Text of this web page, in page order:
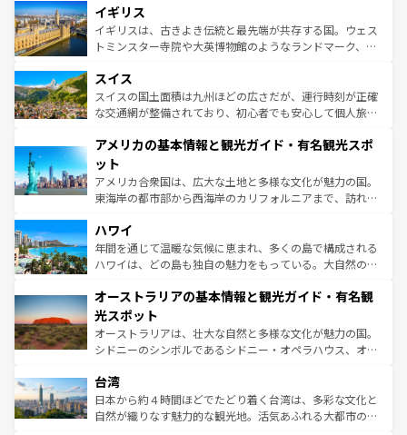
香り高いラベンダー畑など、多彩な楽しみ方が可能だ。さ
らに、パリ以外の地域にも魅力が溢れており、どの街角に
も豊かな歴史と文化が息づいている。パリ以外の個性あふ
を参照してほしい。
顔を持つこの国は、どこを歩いても飽きることがない。ベ
ルリンの文化的活気、バイエルン州のアルプスの絶景、そ
してライン川沿いのワイン畑といった風景は必見。ビール
は、お酒好きな人にはぜひ体験してほしい。 なお、新着の
ドイツ情報はコンテンツ一覧を参照してほしい。
イギリス
イギリスは、古きよき伝統と最先端が共存する国。ウェス
トミンスター寺院や大英博物館のようなランドマーク、歴
リアごとに異なる魅力がある。また、優雅なアフタヌーン
ティー、ビール好きにはたまらない英国パブ、サッカー観
戦など、本場だからこそできる体験も豊富。イギリスを旅
ンツ一覧を参照してほしい。
スイス
スイスの国土面積は九州ほどの広さだが、運行時刻が正確
な交通網が整備されており、初心者でも安心して個人旅行
の建物がそのまま残る町や、スイスならではのユニークな
博物館もあり、アルプス観光だけでなく町歩きも満喫する
ことができる。国民の所得が高いため物価も高いが、旅行
者向けの交通パス提供のサービスもあり、うまく活用すれ
着のスイス情報は
アメリカの基本情報と観光ガイド・有名観光スポ
ット
アメリカ合衆国は、広大な土地と多様な文化が魅力の国。
東海岸の都市部から西海岸のカリフォルニアまで、訪れる
のような巨大都市は、観光、ショッピング、エンターテイ
ンメントが詰まった刺激的なスポットだ。一方、アメリカ
西部には大自然が広がり、グランドキャニオンやイエロー
部のニューオーリンズでは、音楽と美食が融合した独特の
文化が魅力。旅行者はアメリカの各地域で異なる魅力を楽
しみながら、その多様性と豊かな歴史を感じることができ
るだろう。車でのロードトリップや列車の旅も、アメリカ
情報は
ハワイ
年間を通じて温暖な気候に恵まれ、多くの島で構成される
ハワイは、どの島も独自の魅力をもっている。大自然の神
ワイ島は見逃せない。また、定番の観光地といえばオアフ
島だが、静かな自然を求めるならマウイ島やカウアイ島が
おすすめ。エメラルドグリーンに輝く海をはじめ、豊かな
文化や歴史が息づいている。「アロハスピリット」と呼ば
人々、おいしいローカルフードやハワイアンミュージッ
ク、伝統的なフラダンスなど、すべてがハワイの魅力を彩
っている。訪れるたびに新しい発見と感動が待っているハ
オーストラリアの基本情報と観光ガイド・有名観
光スポット
オーストラリアは、壮大な自然と多様な文化が魅力の国。
シドニーのシンボルであるシドニー・オペラハウス、オー
リアリーフや大陸中央部にそびえるウルル（エアーズロッ
ク）、タスマニアの美しい原生林やケアンズの熱帯雨林な
ど、見どころがたくさん。また、カフェやワイン、オージ
台湾
日本から約４時間ほどでたどり着く台湾は、多彩な文化と
自然が織りなす魅力的な観光地。活気あふれる大都市の台